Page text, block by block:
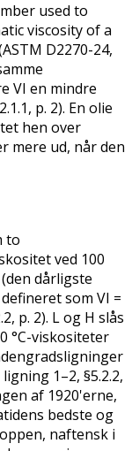
used to
viscosity of a
D2270-24,
VI en mindre
p. 2). En olie
hen over
mere ud, når den
to
ved 100
dårligste
som VI =
p. 2). L og H slås
°C-viskositeter
1–2, §5.2.2,
af 1920'erne,
bedste og
naftensk i